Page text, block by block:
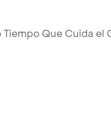
Que Cuida el